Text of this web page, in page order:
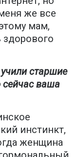
же все
мам,
старшие
ваша
инстинкт,
женщина